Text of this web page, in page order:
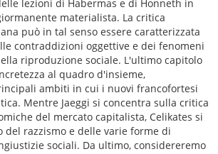
lezioni di Habermas e di Honneth in
materialista. La critica
può in tal senso essere caratterizzata
contraddizioni oggettive e dei fenomeni
riproduzione sociale. L'ultimo capitolo
al quadro d'insieme,
ambiti in cui i nuovi francofortesi
Mentre Jaeggi si concentra sulla critica
del mercato capitalista, Celikates si
del razzismo e delle varie forme di
sociali. Da ultimo, considereremo